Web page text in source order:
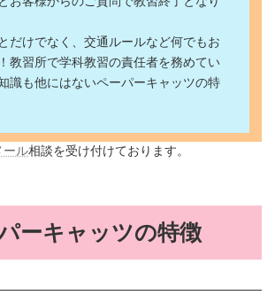
だけでなく、交通ルールなど何でもお
教習所で学科教習の責任者を務めてい
識も他にはないペーパーキャッツの特
ール相談を受け付けております。
ーキャッツの特徴